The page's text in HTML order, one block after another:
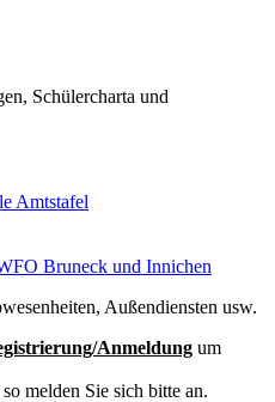
Schülercharta und
Amtstafel
Bruneck und Innichen
Außendiensten usw.
Anmeldung um
melden Sie sich bitte an.